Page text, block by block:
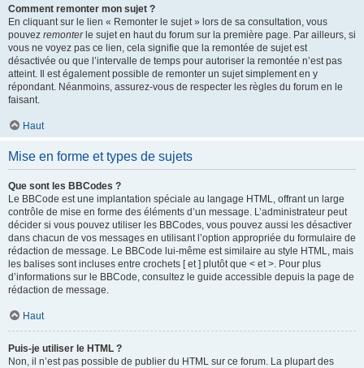
Comment remonter mon sujet ?
En cliquant sur le lien « Remonter le sujet » lors de sa consultation, vous
pouvez remonterle sujet en haut du forum sur la première page. Par ailleurs, si
vous ne voyez pas ce lien, cela signifie que la remontée de sujet est
désactivée ou que l’intervalle de temps pour autoriser la remontée n’est pas
atteint. Il est également possible de remonter un sujet simplement en y
répondant. Néanmoins, assurez-vous de respecter les règles du forum en le
faisant.
Haut
Mise en forme et types de sujets
Que sont les BBCodes ?
Le BBCode est une implantation spéciale au langage HTML, offrant un large
contrôle de mise en forme des éléments d’un message. L’administrateur peut
décider si vous pouvez utiliser les BBCodes, vous pouvez aussi les désactiver
dans chacun de vos messages en utilisant l’option appropriée du formulaire de
rédaction de message. Le BBCode lui-même est similaire au style HTML, mais
les balises sont incluses entre crochets [ et ] plutôt que < et >. Pour plus
d’informations sur le BBCode, consultez le guide accessible depuis la page de
rédaction de message.
Haut
Puis-je utiliser le HTML ?
Non, il n’est pas possible de publier du HTML sur ce forum. La plupart des